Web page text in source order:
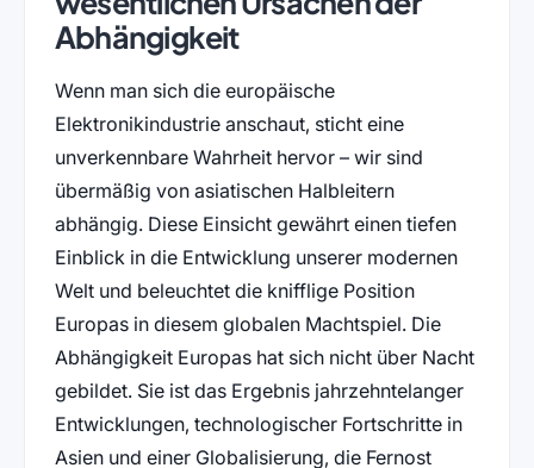
Abhängigkeit
Wenn man sich die europäische
Elektronikindustrie anschaut, sticht eine
unverkennbare Wahrheit hervor – wir sind
übermäßig von asiatischen Halbleitern
abhängig. Diese Einsicht gewährt einen tiefen
Einblick in die Entwicklung unserer modernen
Welt und beleuchtet die knifflige Position
Europas in diesem globalen Machtspiel. Die
Abhängigkeit Europas hat sich nicht über Nacht
gebildet. Sie ist das Ergebnis jahrzehntelanger
Entwicklungen, technologischer Fortschritte in
Asien und einer Globalisierung, die Fernost